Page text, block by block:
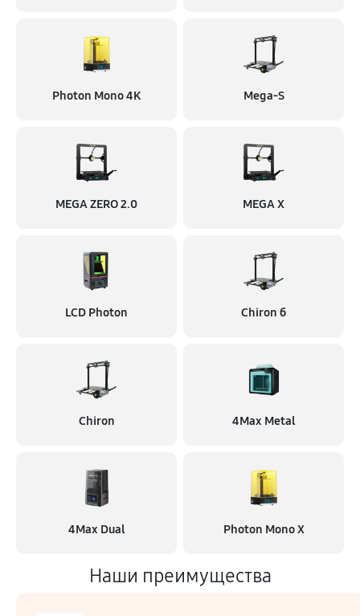
Photon Mono 4K Mega-S
MEGA ZERO 2.0 MEGA X
LCD Photon Chiron б
Chiron 4Max Metal
4Max Dual Photon Mono X
Наши преимущества